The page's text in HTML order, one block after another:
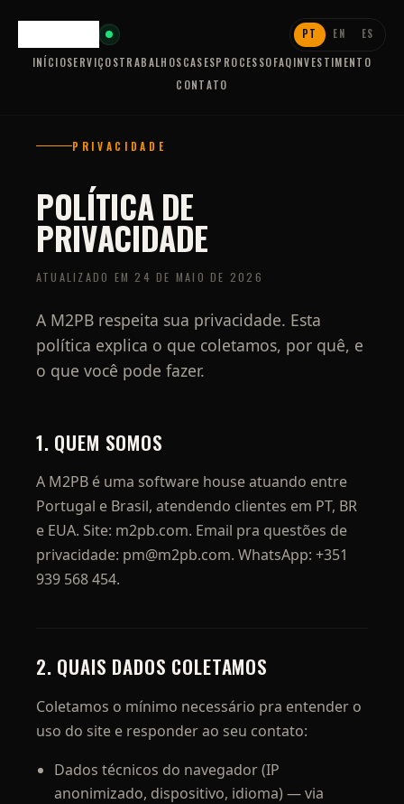
INÍCIOSERVIÇOSTRABALHOSCASESPROCESSOFAQINVESTIMENTO
CONTATO
PT EN ES
PRIVACIDADE
POLÍTICA DE
PRIVACIDADE
ATUALIZADO EM 24 DE MAIO DE 2026
A M2PB respeita sua privacidade. Esta
política explica o que coletamos, por quê, e
o que você pode fazer.
1. QUEM SOMOS
A M2PB é uma software house atuando entre
Portugal e Brasil, atendendo clientes em PT, BR
e EUA. Site: m2pb.com. Email pra questões de
privacidade: pm@m2pb.com. WhatsApp: +351
939 568 454.
2. QUAIS DADOS COLETAMOS
Coletamos o mínimo necessário pra entender o
uso do site e responder ao seu contato:
Dados técnicos do navegador (IP
anonimizado, dispositivo, idioma) — via